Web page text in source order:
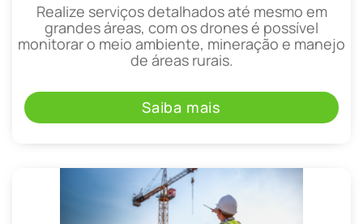
Realize serviços detalhados até mesmo em
grandes áreas, com os drones é possível
monitorar o meio ambiente, mineração e manejo
de áreas rurais.
Saiba mais